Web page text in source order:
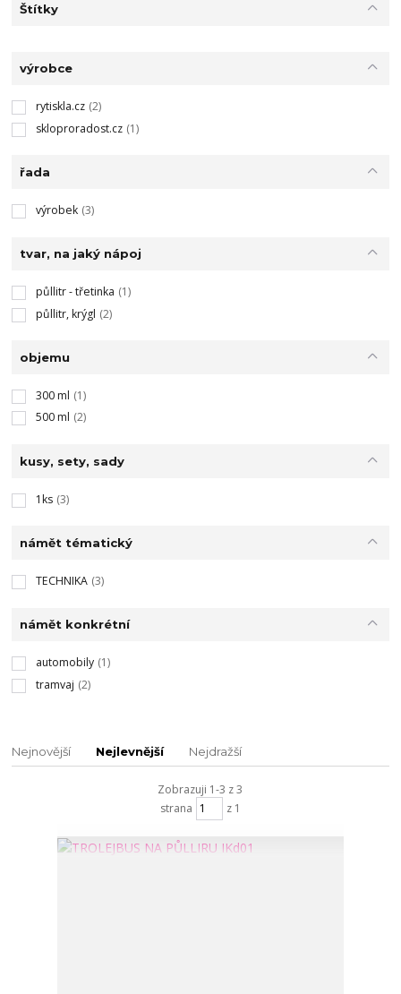
Štítky
výrobce
rytiskla.cz (2)
skloproradost.cz (1)
řada
výrobek (3)
tvar, na jaký nápoj
půllitr - třetinka (1)
půllitr, krýgl (2)
objemu
300 ml (1)
500 ml (2)
kusy, sety, sady
1ks (3)
námět tématický
TECHNIKA (3)
námět konkrétní
automobily (1)
tramvaj (2)
Nejnovější Nejlevnější Nejdražší
Zobrazuji 1-3 z 3
strana
z 1